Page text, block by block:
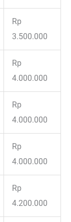
Rp
3.500.000
Rp
4.000.000
Rp
4.000.000
Rp
4.000.000
Rp
4.200.000